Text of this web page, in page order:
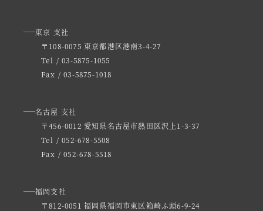
東京 支社
〒108-0075 東京都港区港南3-4-27
Tel / 03-5875-1055
Fax / 03-5875-1018
名古屋 支社
〒456-0012 愛知県名古屋市熱田区沢上1-3-37
Tel / 052-678-5508
Fax / 052-678-5518
福岡支社
〒812-0051 福岡県福岡市東区箱崎ふ頭6-9-24